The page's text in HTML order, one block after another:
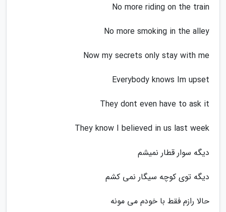
No more riding on the train
No more smoking in the alley
Now my secrets only stay with me
Everybody knows Im upset
They dont even have to ask it
They know I believed in us last week
دیگه سوار قطار نمیشم
دیگه توی کوچه سیگار نمی کشم
حالا رازم فقط با خودم می مونه